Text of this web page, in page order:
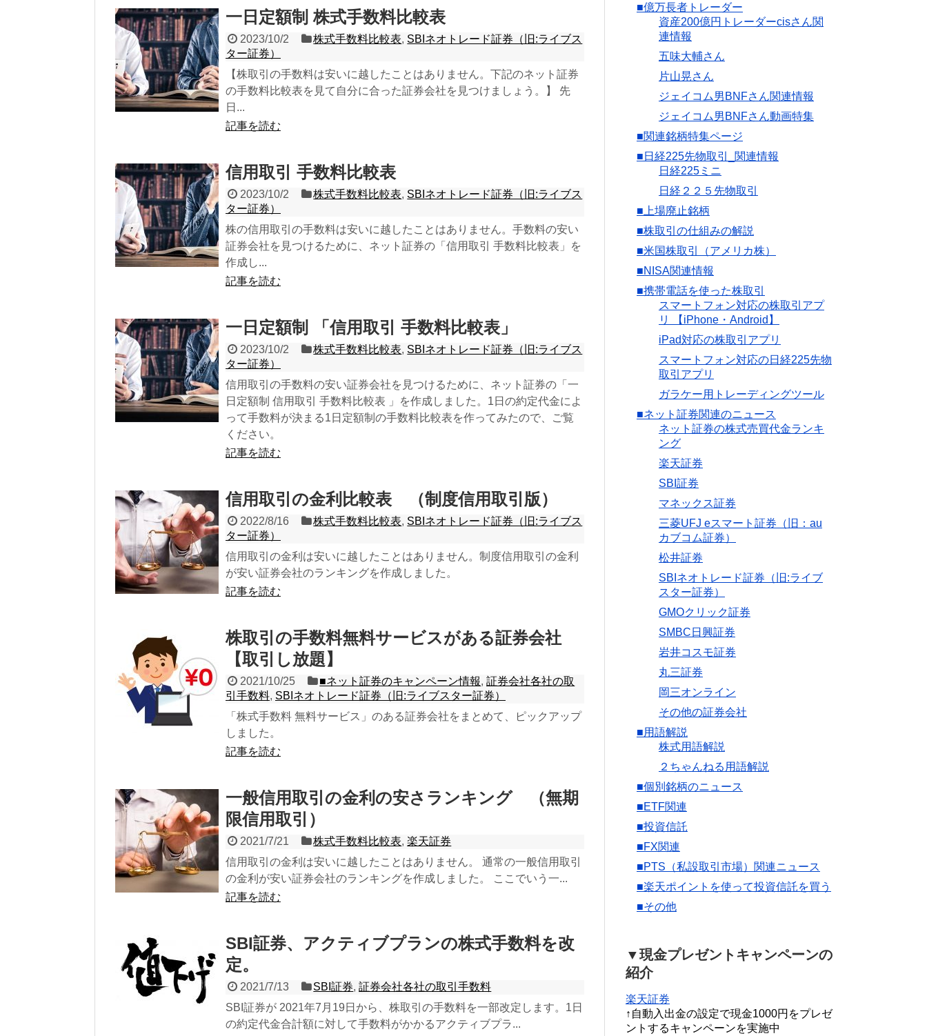
一日定額制 株式手数料比較表
2023/10/2 株式手数料比較表, SBIネオトレード証券（旧:ライブス
ター証券）
【株取引の手数料は安いに越したことはありません。下記のネット証券
の手数料比較表を見て自分に合った証券会社を見つけましょう。】 先
日...
記事を読む
信用取引 手数料比較表
2023/10/2 株式手数料比較表, SBIネオトレード証券（旧:ライブス
ター証券）
株の信用取引の手数料は安いに越したことはありません。手数料の安い
証券会社を見つけるために、ネット証券の「信用取引 手数料比較表」を
作成し...
記事を読む
一日定額制 「信用取引 手数料比較表」
2023/10/2 株式手数料比較表, SBIネオトレード証券（旧:ライブス
ター証券）
信用取引の手数料の安い証券会社を見つけるために、ネット証券の「一
日定額制 信用取引 手数料比較表 」を作成しました。1日の約定代金によ
って手数料が決まる1日定額制の手数料比較表を作ってみたので、ご覧
ください。
記事を読む
信用取引の金利比較表 （制度信用取引版）
2022/8/16 株式手数料比較表, SBIネオトレード証券（旧:ライブス
ター証券）
信用取引の金利は安いに越したことはありません。制度信用取引の金利
が安い証券会社のランキングを作成しました。
記事を読む
株取引の手数料無料サービスがある証券会社
【取引し放題】
2021/10/25 ■ネット証券のキャンペーン情報,証券会社各社の取
引手数料, SBIネオトレード証券（旧:ライブスター証券）
「株式手数料 無料サービス」のある証券会社をまとめて、ピックアップ
しました。
記事を読む
一般信用取引の金利の安さランキング （無期
限信用取引）
2021/7/21 株式手数料比較表,楽天証券
信用取引の金利は安いに越したことはありません。 通常の一般信用取引
の金利が安い証券会社のランキングを作成しました。 ここでいう一...
記事を読む
SBI証券、アクティブプランの株式手数料を改
定。
2021/7/13 SBI証券,証券会社各社の取引手数料
SBI証券が 2021年7月19日から、株取引の手数料を一部改定します。1日
の約定代金合計額に対して手数料がかかるアクティブプラ...
■億万長者トレーダー
資産200億円トレーダーcisさん関
連情報
五味大輔さん
片山晃さん
ジェイコム男BNFさん関連情報
ジェイコム男BNFさん動画特集
■関連銘柄特集ページ
■日経225先物取引_関連情報
日経225ミニ
日経２２５先物取引
■上場廃止銘柄
■株取引の仕組みの解説
■米国株取引（アメリカ株）
■NISA関連情報
■携帯電話を使った株取引
スマートフォン対応の株取引アプ
リ 【iPhone・Android】
iPad対応の株取引アプリ
スマートフォン対応の日経225先物
取引アプリ
ガラケー用トレーディングツール
■ネット証券関連のニュース
ネット証券の株式売買代金ランキ
ング
楽天証券
SBI証券
マネックス証券
三菱UFJ eスマート証券（旧：au
カブコム証券）
松井証券
SBIネオトレード証券（旧:ライブ
スター証券）
GMOクリック証券
SMBC日興証券
岩井コスモ証券
丸三証券
岡三オンライン
その他の証券会社
■用語解説
株式用語解説
２ちゃんねる用語解説
■個別銘柄のニュース
■ETF関連
■投資信託
■FX関連
■PTS（私設取引市場）関連ニュース
■楽天ポイントを使って投資信託を買う
■その他
▼現金プレゼントキャンペーンの
紹介
楽天証券
↑自動入出金の設定で現金1000円をプレゼ
ントするキャンペーンを実施中